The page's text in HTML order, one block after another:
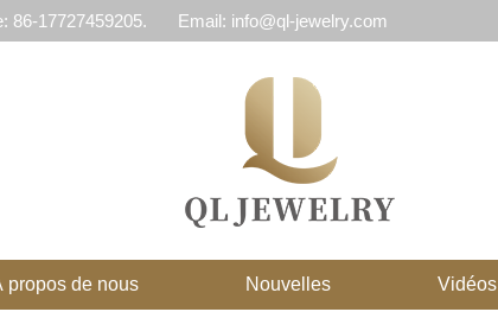
86-17727459205. Email: info@ql-jewelry.com
propos de nous Nouvelles Vidéos